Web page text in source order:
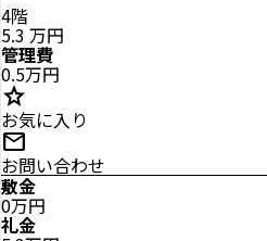
4階
5.3 万円
管理費
0.5万円
star
お気に入り
mail
お問い合わせ
敷金
0万円
礼金